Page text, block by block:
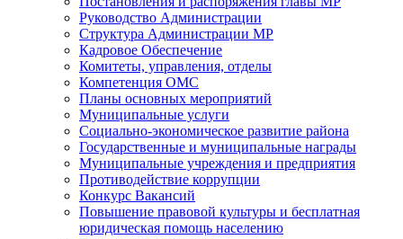
Руководство Администрации
Структура Администрации МР
Кадровое Обеспечение
Комитеты, управления, отделы
Компетенция ОМС
Планы основных мероприятий
Муниципальные услуги
Социально-экономическое развитие района
Государственные и муниципальные награды
Муниципальные учреждения и предприятия
Противодействие коррупции
Конкурс Вакансий
Повышение правовой культуры и бесплатная
юридическая помощь населению